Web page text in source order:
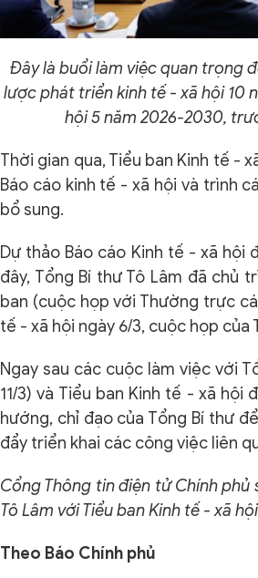
Đây là buổi làm việc quan trọng
lược phát triển kinh tế - xã hội 10
hội 5 năm 2026-2030,
Thời gian qua, Tiểu ban Kinh tế -
Báo cáo kinh tế - xã hội và trình
bổ sung.
Dự thảo Báo cáo Kinh tế - xã hội
đây, Tổng Bí thư Tô Lâm đã chủ
ban (cuộc họp với Thường trực
tế - xã hội ngày 6/3, cuộc họp của
Ngay sau các cuộc làm việc với
11/3) và Tiểu ban Kinh tế - xã
hướng, chỉ đạo của Tổng Bí thư
đẩy triển khai các công việc liên
Cổng Thông tin điện tử Chính
Tô Lâm với Tiểu ban Kinh tế - xã
Theo Báo Chính phủ